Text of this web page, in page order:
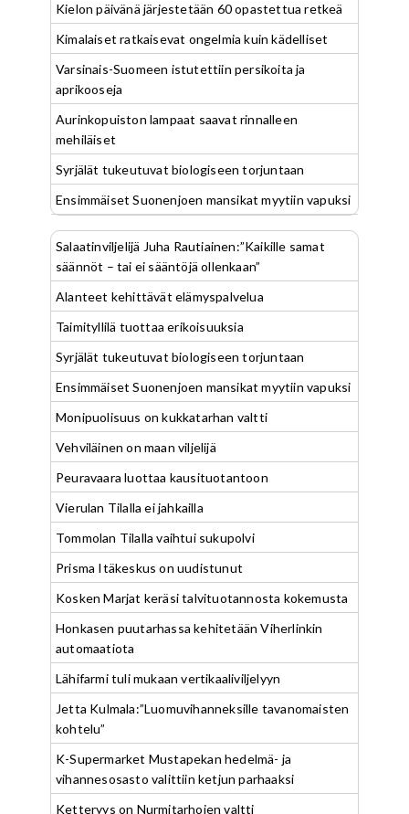
Kielon päivänä järjestetään 60 opastettua retkeä
Kimalaiset ratkaisevat ongelmia kuin kädelliset
Varsinais-Suomeen istutettiin persikoita ja
aprikooseja
Aurinkopuiston lampaat saavat rinnalleen
mehiläiset
Syrjälät tukeutuvat biologiseen torjuntaan
Ensimmäiset Suonenjoen mansikat myytiin vapuksi
Salaatinviljelijä Juha Rautiainen:”Kaikille samat
säännöt – tai ei sääntöjä ollenkaan”
Alanteet kehittävät elämyspalvelua
Taimityllilä tuottaa erikoisuuksia
Syrjälät tukeutuvat biologiseen torjuntaan
Ensimmäiset Suonenjoen mansikat myytiin vapuksi
Monipuolisuus on kukkatarhan valtti
Vehviläinen on maan viljelijä
Peuravaara luottaa kausituotantoon
Vierulan Tilalla ei jahkailla
Tommolan Tilalla vaihtui sukupolvi
Prisma Itäkeskus on uudistunut
Kosken Marjat keräsi talvituotannosta kokemusta
Honkasen puutarhassa kehitetään Viherlinkin
automaatiota
Lähifarmi tuli mukaan vertikaaliviljelyyn
Jetta Kulmala:”Luomuvihanneksille tavanomaisten
kohtelu”
K-Supermarket Mustapekan hedelmä- ja
vihannesosasto valittiin ketjun parhaaksi
Ketteryys on Nurmitarhojen valtti